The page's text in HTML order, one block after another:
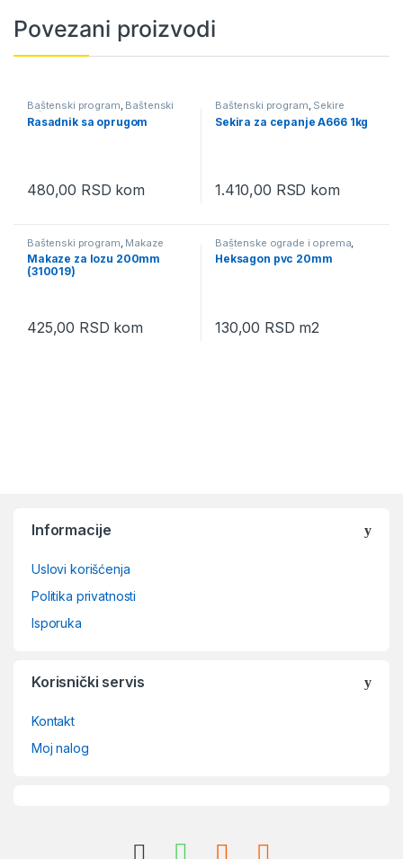
Povezani proizvodi
Baštenski program, Baštenski
ručni alati
Rasadnik sa oprugom
480,00 RSD kom
Baštenski program, Sekire
Sekira za cepanje A666 1kg
1.410,00 RSD kom
Baštenski program Makaze
Makaze za lozu 200mm
(310019)
425,00 RSD kom
Baštenske ograde i oprema
Baštenski program, Heksagon
pletiva
Heksagon pvc 20mm
130,00 RSD m2
Informacije
Uslovi korišćenja
Politika privatnosti
Isporuka
Korisnički servis
Kontakt
Moj nalog